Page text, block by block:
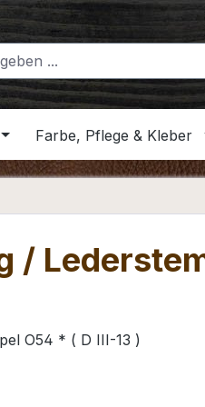
Farbe, Pflege & Kleber
/